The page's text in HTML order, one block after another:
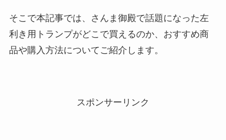
そこで本記事では、さんま御殿で話題になった左
利き用トランプがどこで買えるのか、おすすめ商
品や購入方法についてご紹介します。
スポンサーリンク